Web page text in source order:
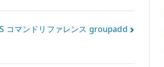
コマンドリファレンス groupadd